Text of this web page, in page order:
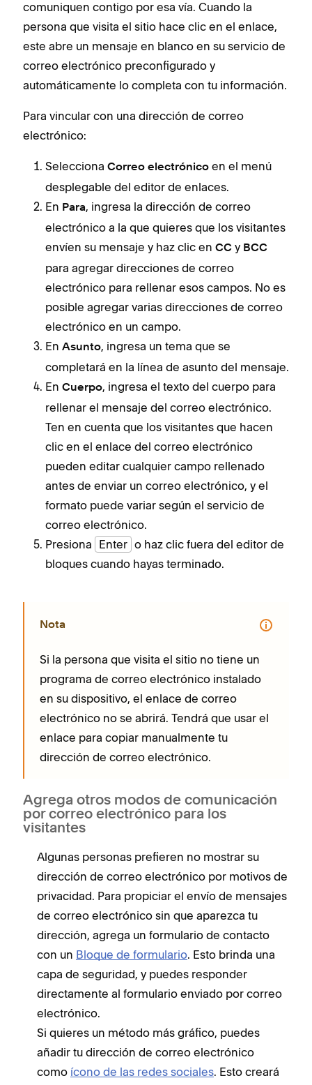
comuniquen contigo por esa vía. Cuando la
persona que visita el sitio hace clic en el enlace,
este abre un mensaje en blanco en su servicio de
correo electrónico preconfigurado y
automáticamente lo completa con tu información.
Para vincular con una dirección de correo
electrónico:
Selecciona Correo electrónico en el menú
desplegable del editor de enlaces.
En Para, ingresa la dirección de correo
electrónico a la que quieres que los visitantes
envíen su mensaje y haz clic en CC y BCC
para agregar direcciones de correo
electrónico para rellenar esos campos. No es
posible agregar varias direcciones de correo
electrónico en un campo.
En Asunto, ingresa un tema que se
completará en la línea de asunto del mensaje.
En Cuerpo, ingresa el texto del cuerpo para
rellenar el mensaje del correo electrónico.
Ten en cuenta que los visitantes que hacen
clic en el enlace del correo electrónico
pueden editar cualquier campo rellenado
antes de enviar un correo electrónico, y el
formato puede variar según el servicio de
correo electrónico.
Presiona Enter o haz clic fuera del editor de
bloques cuando hayas terminado.
Nota
Si la persona que visita el sitio no tiene un
programa de correo electrónico instalado
en su dispositivo, el enlace de correo
electrónico no se abrirá. Tendrá que usar el
enlace para copiar manualmente tu
dirección de correo electrónico.
Agrega otros modos de comunicación
por correo electrónico para los
visitantes
Algunas personas prefieren no mostrar su
dirección de correo electrónico por motivos de
privacidad. Para propiciar el envío de mensajes
de correo electrónico sin que aparezca tu
dirección, agrega un formulario de contacto
con un Bloque de formulario. Esto brinda una
capa de seguridad, y puedes responder
directamente al formulario enviado por correo
electrónico.
Si quieres un método más gráfico, puedes
añadir tu dirección de correo electrónico
como ícono de las redes sociales. Esto creará